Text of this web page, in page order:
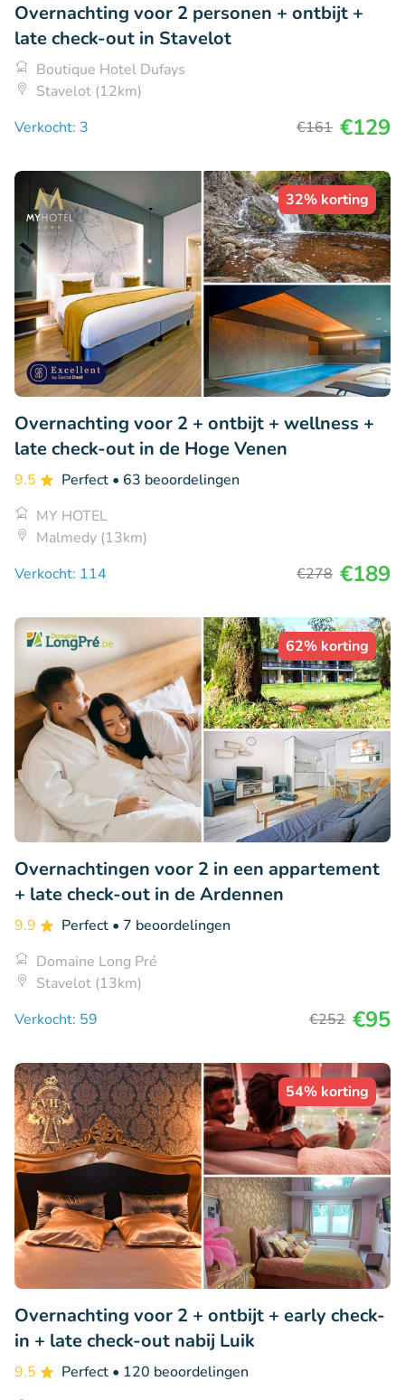
Overnachting voor 2 personen + ontbijt +
late check-out in Stavelot
Boutique Hotel Dufays
Stavelot (12km)
Verkocht: 3
€161 €129
32% korting
Overnachting voor 2 + ontbijt + wellness +
late check-out in de Hoge Venen
9.5 Perfect • 63 beoordelingen
MY HOTEL
Malmedy (13km)
Verkocht: 114
€278 €189
62% korting
Overnachtingen voor 2 in een appartement
+ late check-out in de Ardennen
9.9 Perfect • 7 beoordelingen
Domaine Long Pré
Stavelot (13km)
Verkocht: 59
€252 €95
54% korting
Overnachting voor 2 + ontbijt + early check-
in + late check-out nabij Luik
9.5 Perfect • 120 beoordelingen